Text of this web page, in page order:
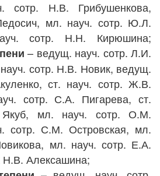
сотр. Н.В. Грибушенкова,
мл. науч. сотр. Ю.Л.
сотр. Н.Н. Кирюшина;
– ведущ. науч. сотр. Л.И.
сотр. Н.В. Новик, ведущ.
ст. науч. сотр. Ж.В.
сотр. С.А. Пигарева,ст.
мл. науч. сотр. О.М.
сотр. С.М. Островская, мл.
мл. науч. сотр. Е.А.
Н.В. Алексашина;